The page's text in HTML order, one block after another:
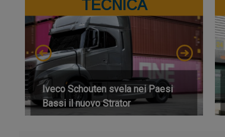
TECNICA
Iveco Schouten svela nei Paesi
Bassi il nuovo Strator